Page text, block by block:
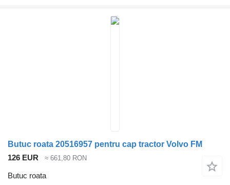
Butuc roata 20516957 pentru cap tractor Volvo FM
126 EUR
≈ 661,80 RON
Butuc roata